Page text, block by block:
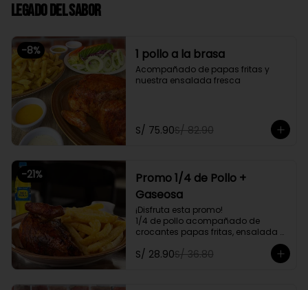
Legado del Sabor
-8% 1 pollo a la brasa
Acompañado de papas fritas y
nuestra ensalada fresca
S/ 75.90S/ 82.90
-21%
Promo 1/4 de Pollo +
Gaseosa
¡Disfruta esta promo!
1/4 de pollo acompañado de
crocantes papas fritas, ensalada
personal y gratis una gaseosa de
500ml.
S/ 28.90S/ 36.80